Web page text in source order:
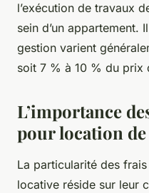
l’exécution de travaux
sein d’un appartement.
gestion varient
soit 7 % à 10 % du prix
L’importance
pour location
La particularité des
locative réside sur leur